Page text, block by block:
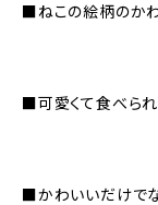
■ねこの絵柄のか
■可愛くて食べられ
■かわいいだけで